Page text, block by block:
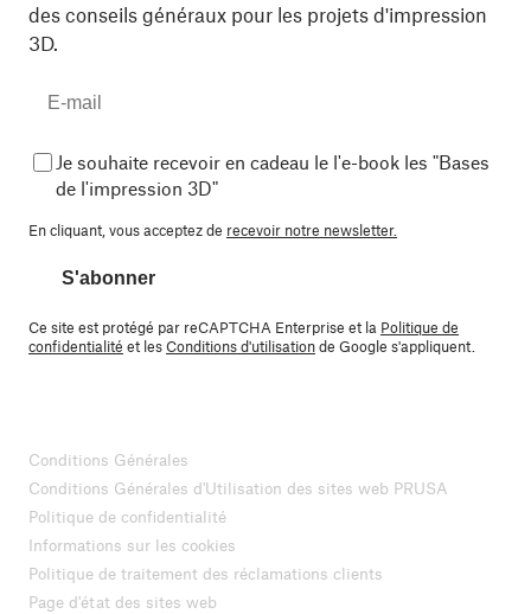
des conseils généraux pour les projets d'impression
3D.
Je souhaite recevoir en cadeau le l'e-book les "Bases
de l'impression 3D"
En cliquant, vous acceptez de recevoir notre newsletter.
S'abonner
Ce site est protégé par reCAPTCHA Enterprise et la Politique de
confidentialité et lesConditions d'utilisationde Google s'appliquent.
Conditions Générales
Conditions Générales d'Utilisation des sites web PRUSA
Politique de confidentialité
Informations sur les cookies
Politique de traitement des réclamations clients
Page d'état des sites web